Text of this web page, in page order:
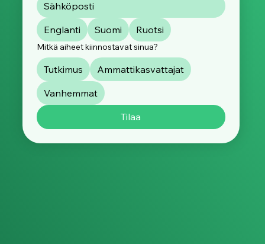
Englanti Suomi Ruotsi
Mitkä aiheet kiinnostavat sinua?
Tutkimus
Ammattikasvattajat
Vanhemmat
Tilaa